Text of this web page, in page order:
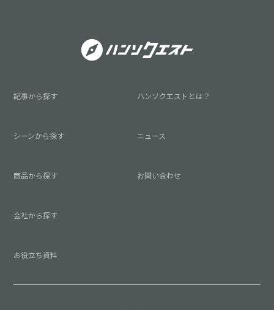
記事から探す
シーンから探す
商品から探す
会社から探す
お役立ち資料
ハンソクエストとは？
ニュース
お問い合わせ